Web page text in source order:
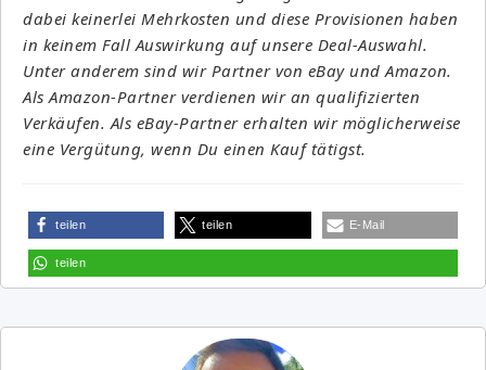
dabei keinerlei Mehrkosten und diese Provisionen haben
in keinem Fall Auswirkung auf unsere Deal-Auswahl.
Unter anderem sind wir Partner von eBay und Amazon.
Als Amazon-Partner verdienen wir an qualifizierten
Verkäufen. Als eBay-Partner erhalten wir möglicherweise
eine Vergütung, wenn Du einen Kauf tätigst.
teilen teilen E-Mail
teilen